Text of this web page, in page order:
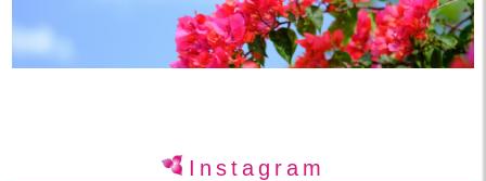
Instagram